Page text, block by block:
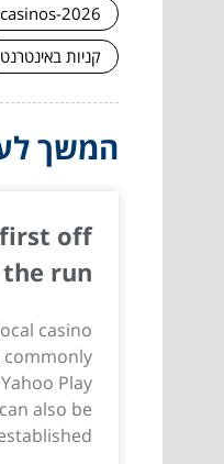
2026
קניות באינטרנט
המשך
off
the run
casino
commonly
Play
also be